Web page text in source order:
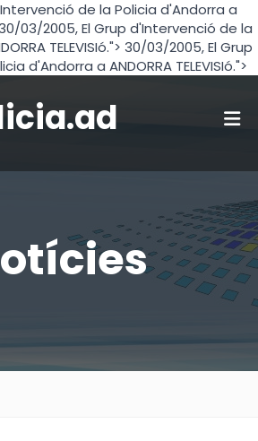
de la Policia d'Andorra a
03/2005, El Grup d'Intervenció de la
TELEVISIó."> 30/03/2005, El Grup
d'Andorra a ANDORRA TELEVISIó.">